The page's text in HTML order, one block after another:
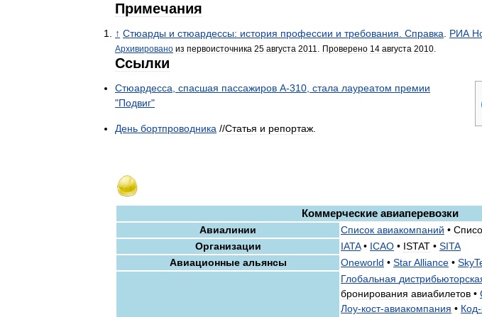
Примечания
↑ Стюарды и стюардессы: история профессии и требования Справка РИА
Архивировано из первоисточника 25 августа 2011 Проверено 14 августа 2010
Ссылки
Стюардесса спасшая пассажиров А-310 стала лауреатом премии
"Подвиг"
День бортпроводника //Статья и репортаж
Коммерческие авиаперевозки
Авиалинии Список авиакомпаний •
Организации
IATA• ICAO • ISTAT • SITA
Авиационные альянсы Oneworld • StarAlliance •
Глобальная
бронирования авиабилетов •
Лоу-кост-авиакомпания • Код-